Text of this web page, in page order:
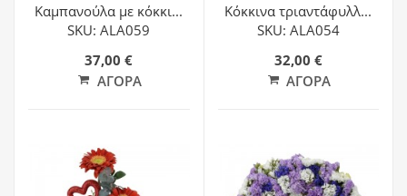
Καμπανούλα με κόκκι...
SKU: ALA059
37,00 €
ΑΓΟΡΆ
Κόκκινα τριαντάφυλλ...
SKU: ALA054
32,00 €
ΑΓΟΡΆ